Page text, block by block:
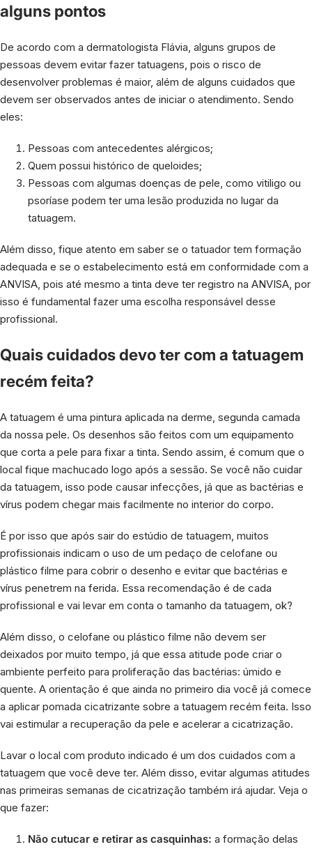
alguns pontos
De acordo com a dermatologista Flávia, alguns grupos de
pessoas devem evitar fazer tatuagens, pois o risco de
desenvolver problemas é maior, além de alguns cuidados que
devem ser observados antes de iniciar o atendimento. Sendo
eles:
Pessoas com antecedentes alérgicos;
Quem possui histórico de queloides;
Pessoas com algumas doenças de pele, como vitiligo ou
psoríase podem ter uma lesão produzida no lugar da
tatuagem.
Além disso, fique atento em saber se o tatuador tem formação
adequada e se o estabelecimento está em conformidade com a
ANVISA, pois até mesmo a tinta deve ter registro na ANVISA, por
isso é fundamental fazer uma escolha responsável desse
profissional.
Quais cuidados devo ter com a tatuagem
recém feita?
A tatuagem é uma pintura aplicada na derme, segunda camada
da nossa pele. Os desenhos são feitos com um equipamento
que corta a pele para fixar a tinta. Sendo assim, é comum que o
local fique machucado logo após a sessão. Se você não cuidar
da tatuagem, isso pode causar infecções, já que as bactérias e
vírus podem chegar mais facilmente no interior do corpo.
É por isso que após sair do estúdio de tatuagem, muitos
profissionais indicam o uso de um pedaço de celofane ou
plástico filme para cobrir o desenho e evitar que bactérias e
vírus penetrem na ferida. Essa recomendação é de cada
profissional e vai levar em conta o tamanho da tatuagem, ok?
Além disso, o celofane ou plástico filme não devem ser
deixados por muito tempo, já que essa atitude pode criar o
ambiente perfeito para proliferação das bactérias: úmido e
quente. A orientação é que ainda no primeiro dia você já comece
a aplicar pomada cicatrizante sobre a tatuagem recém feita. Isso
vai estimular a recuperação da pele e acelerar a cicatrização.
Lavar o local com produto indicado é um dos cuidados com a
tatuagem que você deve ter. Além disso, evitar algumas atitudes
nas primeiras semanas de cicatrização também irá ajudar. Veja o
que fazer:
Não cutucar e retirar as casquinhas: a formação delas